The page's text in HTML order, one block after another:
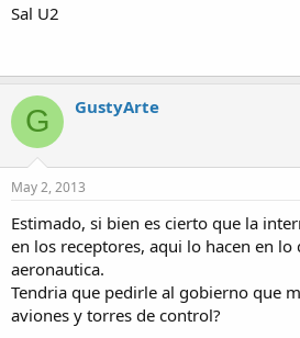
Sal U2
G GustyArte
May 2, 2013
Estimado, si bien es cierto que la
en los receptores, aqui lo hacen en lo
aeronautica.
Tendria que pedirle al gobierno que
aviones y torres de control?